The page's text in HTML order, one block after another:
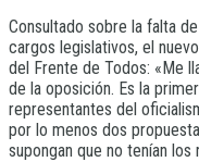
Consultado sobre la falta
cargos legislativos, el
del Frente de Todos: «Me
de la oposición. Es la
representantes del
por lo menos dos
supongan que no tenían los